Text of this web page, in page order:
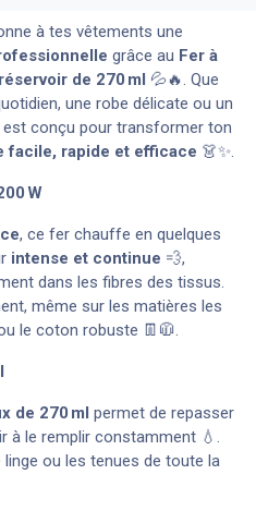
à tes vêtements une
grâce au Fer à
de 270 ml 💦🔥. Que
une robe délicate ou un
conçu pour transformer ton
facile, rapide et efficace 👗✨.
W
, ce fer chauffe en quelques
intense et continue 💨,
dans les fibres des tissus.
même sur les matières les
le coton robuste 👖🧥.
de 270 ml permet de repasser
à le remplir constamment 💧.
ou les tenues de toute la